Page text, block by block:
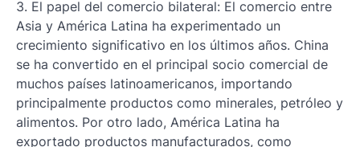
3. El papel del comercio bilateral: El comercio entre
Asia y América Latina ha experimentado un
crecimiento significativo en los últimos años. China
se ha convertido en el principal socio comercial de
muchos países latinoamericanos, importando
principalmente productos como minerales, petróleo y
alimentos. Por otro lado, América Latina ha
exportado productos manufacturados, como